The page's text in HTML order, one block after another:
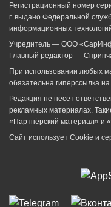
Регистрационный номер
г. выдано Федеральной
информационных
Учредитель — ООО
Главный редактор —
При использовании любых
обязательна гиперссылка на
Редакция не несет
рекламных материалах.
«Партнёрский материал» и
Сайт использует Cookie и